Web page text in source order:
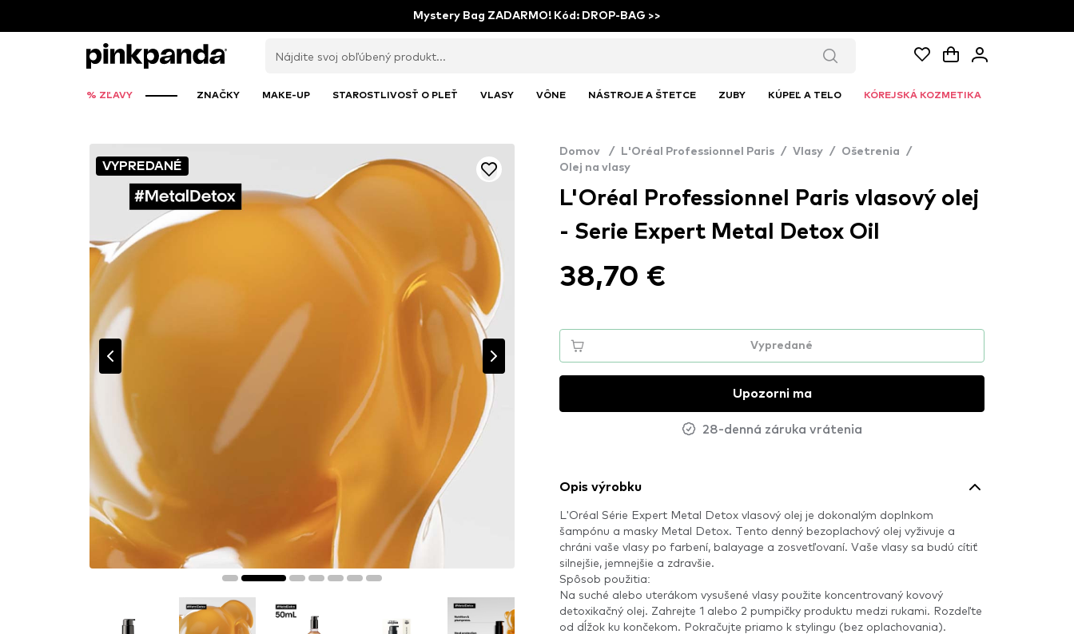
Mystery Bag ZADARMO! Kód: DROP-BAG >>
% ZĽAVY ZNAČKY MAKE-UP STAROSTLIVOSŤ O PLEŤ VLASY VÔNE NÁSTROJE A ŠTETCE ZUBY KÚPEĽ A TELO KÓREJSKÁ KOZMETIKA
VYPREDANÉ
Domov / L'Oréal Professionnel Paris / Vlasy / Ošetrenia
/
Olej na vlasy
L'Oréal Professionnel Paris vlasový olej
- Serie Expert Metal Detox Oil
38,70 €
Vypredané
Upozorni ma
28-denná záruka vrátenia
Opis výrobku
L'Oréal Série Expert Metal Detox vlasový olej je dokonalým doplnkom
šampónu a masky Metal Detox. Tento denný bezoplachový olej vyživuje a
chráni vaše vlasy po farbení, balayage a zosvetľovaní. Vaše vlasy sa budú cítiť
silnejšie, jemnejšie a zdravšie.
Spôsob použitia:
Na suché alebo uterákom vysušené vlasy použite koncentrovaný kovový
detoxikačný olej. Zahrejte 1 alebo 2 pumpičky produktu medzi rukami. Rozdeľte
od dĺžok ku končekom. Pokračujte priamo k stylingu (bez oplachovania).